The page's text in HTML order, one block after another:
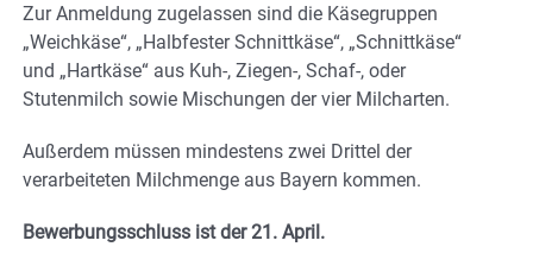
Zur Anmeldung zugelassen sind die Käsegruppen
„Weichkäse“, „Halbfester Schnittkäse“, „Schnittkäse“
und „Hartkäse“ aus Kuh-, Ziegen-, Schaf-, oder
Stutenmilch sowie Mischungen der vier Milcharten.
Außerdem müssen mindestens zwei Drittel der
verarbeiteten Milchmenge aus Bayern kommen.
Bewerbungsschluss ist der 21. April.